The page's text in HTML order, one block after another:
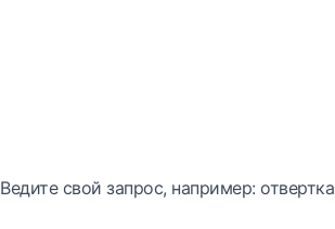
Ведите свой запрос, например: отвертка